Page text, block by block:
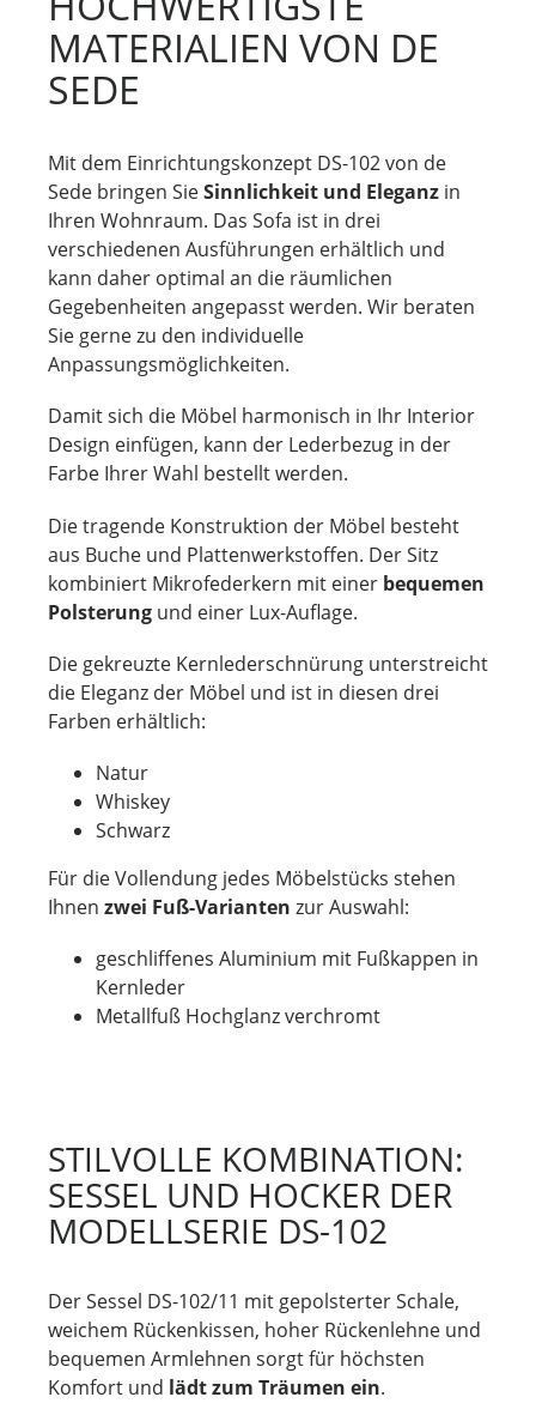
MATERIALIEN VON DE
SEDE
Mit dem Einrichtungskonzept DS-102 von de
Sede bringen SieSinnlichkeit und Eleganz in
Ihren Wohnraum. Das Sofa ist in drei
verschiedenen Ausführungen erhältlich und
kann daher optimal an die räumlichen
Gegebenheiten angepasst werden. Wir beraten
Sie gerne zu den individuelle
Anpassungsmöglichkeiten.
Damit sich die Möbel harmonisch in Ihr Interior
Design einfügen, kann der Lederbezug in der
Farbe Ihrer Wahl bestellt werden.
Die tragende Konstruktion der Möbel besteht
aus Buche und Plattenwerkstoffen. Der Sitz
kombiniert Mikrofederkern mit einer bequemen
Polsterung und einer Lux-Auflage.
Die gekreuzte Kernlederschnürung unterstreicht
die Eleganz der Möbel und ist in diesen drei
Farben erhältlich:
Natur
Whiskey
Schwarz
Für die Vollendung jedes Möbelstücks stehen
Ihnen zwei Fuß-Varianten zur Auswahl:
geschliffenes Aluminium mit Fußkappen in
Kernleder
Metallfuß Hochglanz verchromt
STILVOLLE KOMBINATION:
SESSEL UND HOCKER DER
MODELLSERIE DS-102
Der Sessel DS-102/11 mit gepolsterter Schale,
weichem Rückenkissen, hoher Rückenlehne und
bequemen Armlehnen sorgt für höchsten
Komfort und lädt zum Träumen ein.